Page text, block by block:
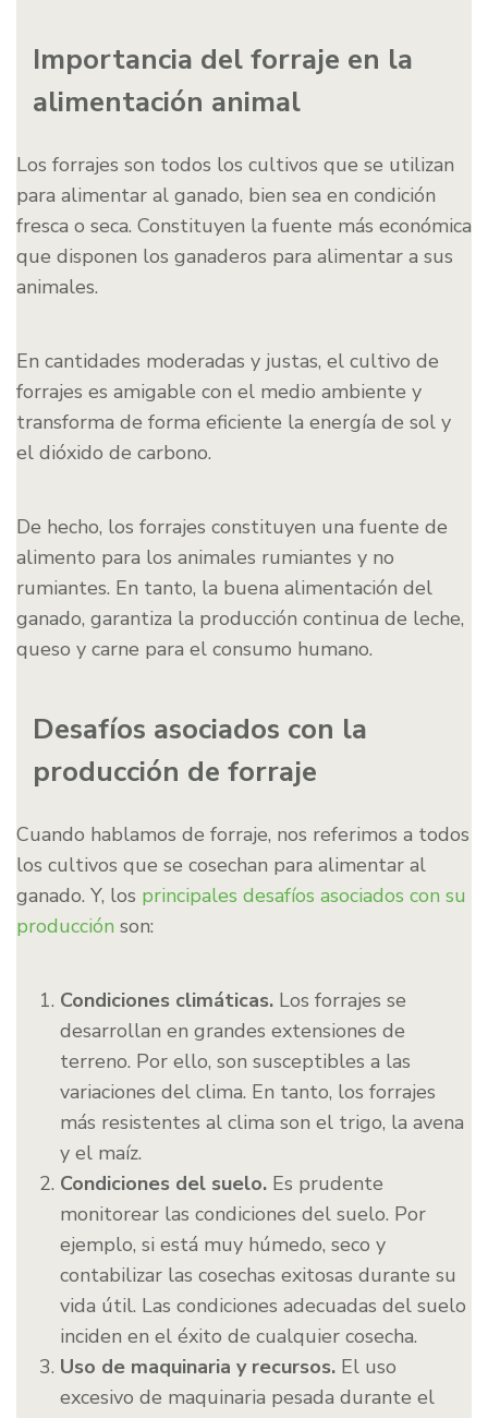
Importancia del forraje en la
alimentación animal
Los forrajes son todos los cultivos que se utilizan
para alimentar al ganado, bien sea en condición
fresca o seca. Constituyen la fuente más económica
que disponen los ganaderos para alimentar a sus
animales.
En cantidades moderadas y justas, el cultivo de
forrajes es amigable con el medio ambiente y
transforma de forma eficiente la energía de sol y
el dióxido de carbono.
De hecho, los forrajes constituyen una fuente de
alimento para los animales rumiantes y no
rumiantes. En tanto, la buena alimentación del
ganado, garantiza la producción continua de leche,
queso y carne para el consumo humano.
Desafíos asociados con la
producción de forraje
Cuando hablamos de forraje, nos referimos a todos
los cultivos que se cosechan para alimentar al
ganado. Y, los principales desafíos asociados con su
producción son:
Condiciones climáticas. Los forrajes se
desarrollan en grandes extensiones de
terreno. Por ello, son susceptibles a las
variaciones del clima. En tanto, los forrajes
más resistentes al clima son el trigo, la avena
y el maíz.
Condiciones del suelo. Es prudente
monitorear las condiciones del suelo. Por
ejemplo, si está muy húmedo, seco y
contabilizar las cosechas exitosas durante su
vida útil. Las condiciones adecuadas del suelo
inciden en el éxito de cualquier cosecha.
Uso de maquinaria y recursos. El uso
excesivo de maquinaria pesada durante el